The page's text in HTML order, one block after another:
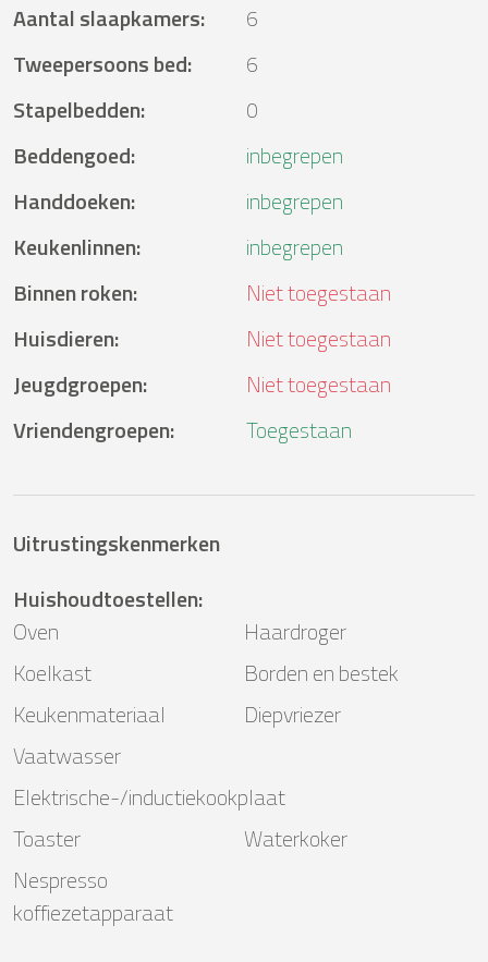
Aantal slaapkamers:
6
Tweepersoons bed:
6
Stapelbedden:
0
Beddengoed:
inbegrepen
Handdoeken:
inbegrepen
Keukenlinnen:
inbegrepen
Binnen roken:
Niet toegestaan
Huisdieren:
Niet toegestaan
Jeugdgroepen:
Niet toegestaan
Vriendengroepen: Toegestaan
Uitrustingskenmerken
Huishoudtoestellen:
Oven
Haardroger
Koelkast
Borden en bestek
Keukenmateriaal
Diepvriezer
Vaatwasser
Elektrische-/inductiekookplaat
Toaster
Waterkoker
Nespresso
koffiezetapparaat